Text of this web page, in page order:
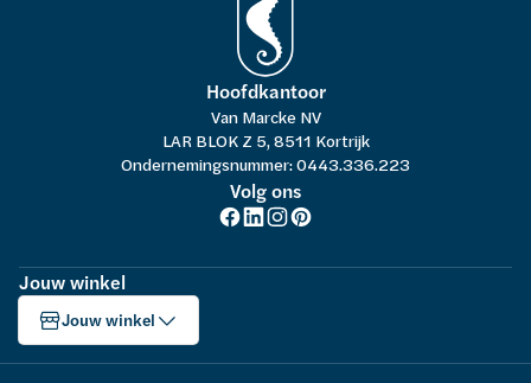
Hoofdkantoor
Van Marcke NV
LAR BLOK Z 5, 8511 Kortrijk
Ondernemingsnummer: 0443.336.223
Volg ons
Jouw winkel
Jouw winkel